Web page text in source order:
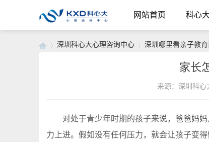
网站首页 科心
深圳科心大心理咨询中心 深圳哪里看亲子教
家长
来源：深圳科心
对处于青少年时期的孩子来说，爸爸妈妈
力上进。假如没有任何压力，就会让孩子变